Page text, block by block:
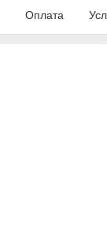
Оплата